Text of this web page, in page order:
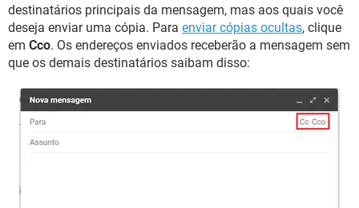
destinatários principais da mensagem, mas aos quais você
deseja enviar uma cópia. Para enviar cópias ocultas, clique
em Cco. Os endereços enviados receberão a mensagem sem
que os demais destinatários saibam disso: